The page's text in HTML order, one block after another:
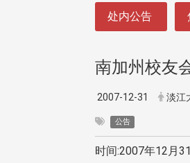
处内公告
南加州校友
2007-12-31 淡江
公告
时间:2007年12月